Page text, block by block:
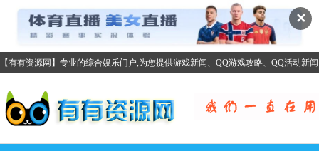
✕
【有有资源网】专业的综合娱乐门户,为您提供游戏新闻、QQ游戏攻略、QQ活动新